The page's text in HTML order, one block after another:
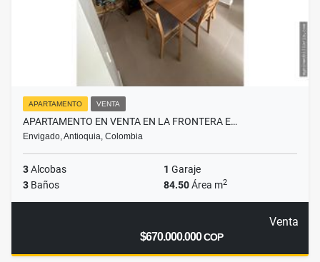
APARTAMENTO VENTA
APARTAMENTO EN VENTA EN LA FRONTERA E…
Envigado, Antioquia, Colombia
3Alcobas 1 Garaje
3 Baños 84.50Área m2
Venta
$670.000.000COP